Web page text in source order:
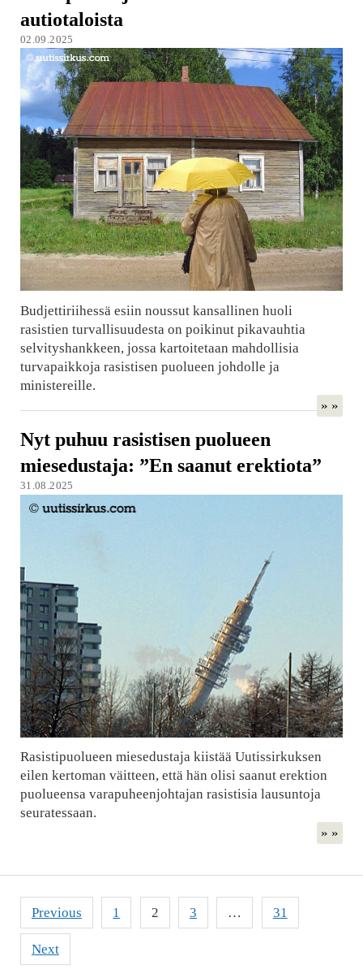
autiotaloista
02.09.2025
Budjettiriihessä esiin noussut kansallinen huoli
rasistien turvallisuudesta on poikinut pikavauhtia
selvityshankkeen, jossa kartoitetaan mahdollisia
turvapaikkoja rasistisen puolueen johdolle ja
ministereille.
» »
Nyt puhuu rasistisen puolueen
miesedustaja: ”En saanut erektiota”
31.08.2025
Rasistipuolueen miesedustaja kiistää Uutissirkuksen
eilen kertoman väitteen, että hän olisi saanut erektion
puolueensa varapuheenjohtajan rasistisia lausuntoja
seuratessaan.
» »
Posts
pagination
Previous 1 2 3 … 31
Next